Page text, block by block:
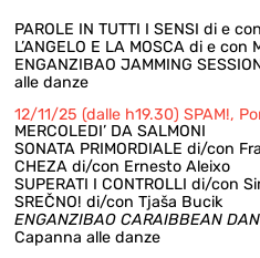
PAROLE IN TUTTI I SENSI di e
L’ANGELO E LA MOSCA di e con
ENGANZIBAO JAMMING
alle danze
12/11/25 (dalle h19.30) SPAM!,
MERCOLEDI’ DA SALMONI
SONATA PRIMORDIALE di/con
CHEZA di/con Ernesto Aleixo
SUPERATI I CONTROLLI di/con
SREČNO! di/con Tjaša Bucik
ENGANZIBAO CARAIBBEAN
Capanna alle danze